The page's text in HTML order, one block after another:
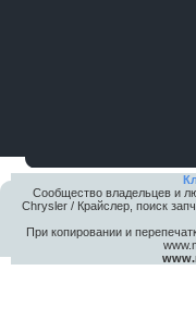
Сообщество владельцев и
Chrysler / Крайслер, поиск
При копировании и